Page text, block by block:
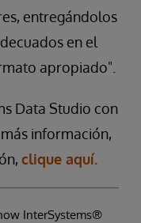
entregándolos
en el
apropiado".
Data Studio con
información,
clique aquí.
InterSystems®